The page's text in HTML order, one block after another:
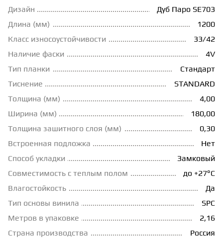
КЛЕЙ
НАЛИВНОЙ ПОЛ
ТЕПЛЫЙ ПОЛ
ТЕРМОПАРКЕТ
ЭКОМАССИВ
МАССИВНАЯ ДОСКА
Дизайн
Дуб Паро SE703
Длина (мм)
1200
Класс износоустойчивости
33/42
Наличие фаски
4V
Тип планки
Стандарт
Тиснение
STANDARD
Толщина (мм)
4,00
Ширина (мм)
180,00
Толщина зашитного слоя (мм)
0,30
Встроенная подложка
Нет
Способ укладки
Замковый
Совместимость с теплым полом
до +27°С
Влагостойкость
Да
Тип основы винила
SPC
Метров в упаковке
2,16
Страна производства
Россия